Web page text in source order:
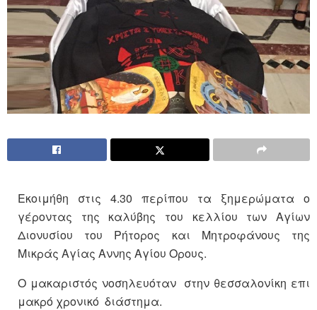
Εκοιμήθη στις 4.30 περίπου τα ξημερώματα ο
γέροντας της καλύβης του κελλίου των Αγίων
Διονυσίου του Ρήτορος και Μητροφάνους της
Μικράς Αγίας Αννης Αγίου Ορους.
Ο μακαριστός νοσηλευόταν στην θεσσαλονίκη επι
μακρό χρονικό διάστημα.